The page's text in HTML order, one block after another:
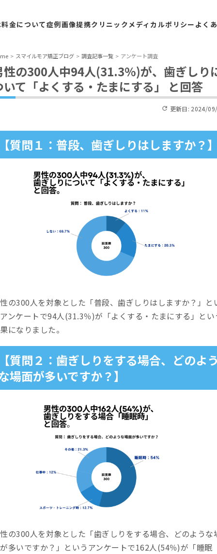
料金について症例画像提携クリニックメディカルポリシー よく
スマイルモア矯正ブログ 調査記事一覧 アンケート調査
性の300人中94人(31.3%)が、歯ぎしり
いて「よくする・たまにする」 と回答
更新日: 2024/
質問１：普段、歯ぎしりはしますか？
の300人を対象とした「普段、歯ぎしりはしますか？」と
ンケートで94人(31.3％)が「よくする・たまにする」とい
になりました。
質問２：歯ぎしりをする場合、どのよ
場面が多いですか？】
の300人を対象とした「歯ぎしりをする場合、どのような
多いですか？」というアンケートで162人(54％)が「睡眠